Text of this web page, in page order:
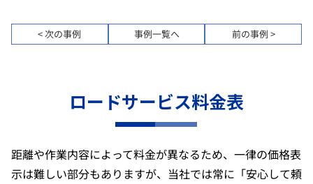
< 次の事例 事例一覧へ 前の事例 >
ロードサービス料金表
距離や作業内容によって料金が異なるため、一律の価格表
示は難しい部分もありますが、当社では常に「安心して頼